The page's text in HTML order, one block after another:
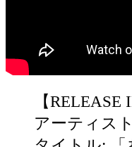
【RELEASE
アーティス